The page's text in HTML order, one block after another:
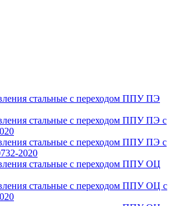
стальные с переходом ППУ ПЭ
стальные с переходом ППУ ПЭ с
стальные с переходом ППУ ПЭ с
2020
стальные с переходом ППУ ОЦ
стальные с переходом ППУ ОЦ с